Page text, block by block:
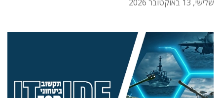
שלישי, 13 באוקטובר 2026